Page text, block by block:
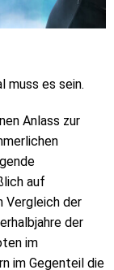
muss es sein.
Anlass zur
auf
Vergleich der
der
im
im Gegenteil die